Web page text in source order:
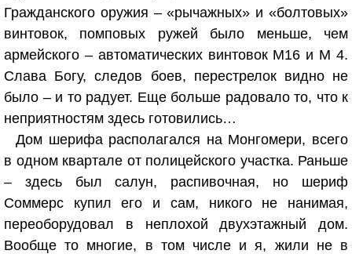
Гражданского оружия – «рычажных» и «болтовых»
винтовок, помповых ружей было меньше, чем
армейского – автоматических винтовок М16 и М 4.
Слава Богу, следов боев, перестрелок видно не
было – и то радует. Еще больше радовало то, что к
неприятностям здесь готовились…
Дом шерифа располагался на Монгомери, всего
в одном квартале от полицейского участка. Раньше
– здесь был салун, распивочная, но шериф
Соммерс купил его и сам, никого не нанимая,
переоборудовал в неплохой двухэтажный дом.
Вообще то многие, в том числе и я, жили не в